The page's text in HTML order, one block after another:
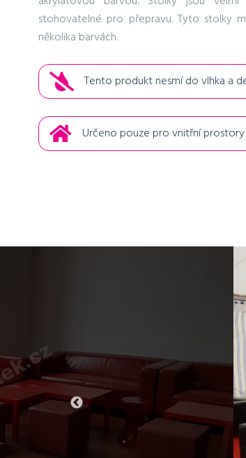
stohovatelné pro přepravu. Tyto stolky
několika barvách.
Tento produkt nesmí do vlhka a
Určeno pouze pro vnitřní prostory